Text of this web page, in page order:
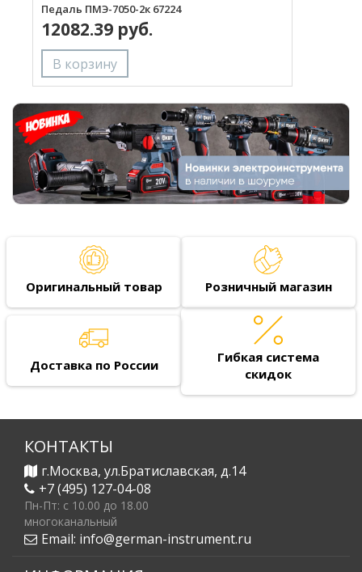
Педаль ПМЭ-7050-2к 67224
12082.39 руб.
Оригинальный товар Розничный магазин
Доставка по России
Гибкая система
скидок
КОНТАКТЫ
г.Москва, ул.Братиславская, д.14
+7 (495) 127-04-08
Пн-Пт: c 10.00 до 18.00
многоканальный
Email: info@german-instrument.ru